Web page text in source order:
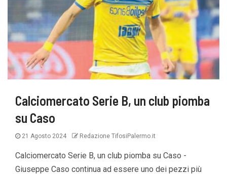
Calciomercato Serie B, un club piomba
su Caso
21 Agosto 2024 Redazione TifosiPalermo.it
Calciomercato Serie B, un club piomba su Caso -
Giuseppe Caso continua ad essere uno dei pezzi più